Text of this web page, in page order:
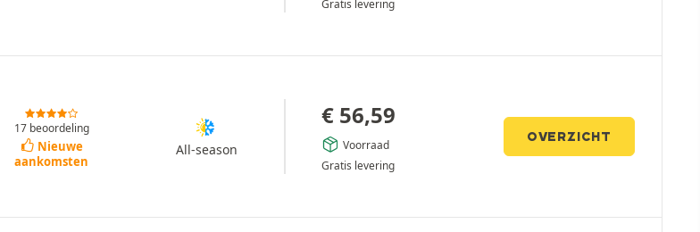
Gratis levering
17 beoordeling
Nieuwe
aankomsten
All-season
€ 56,59
Voorraad
Gratis levering
OVERZICHT